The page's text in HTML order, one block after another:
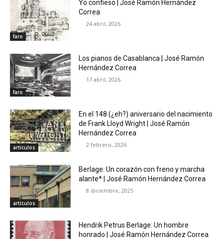
faro
Yo confieso | José Ramón Hernández
Correa
24 abril, 2026
faro
Los pianos de Casablanca | José Ramón
Hernández Correa
17 abril, 2026
artículos
En el 148 (¿eh?) aniversario del nacimiento
de Frank Lloyd Wright | José Ramón
Hernández Correa
2 febrero, 2026
artículos
Berlage: Un corazón con freno y marcha
alante* | José Ramón Hernández Correa
8 diciembre, 2025
Hendrik Petrus Berlage: Un hombre
honrado | José Ramón Hernández Correa